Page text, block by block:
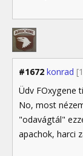
#1672 konrad
Üdv FOxygene
No, most
"odavágtál"
apachok, harci